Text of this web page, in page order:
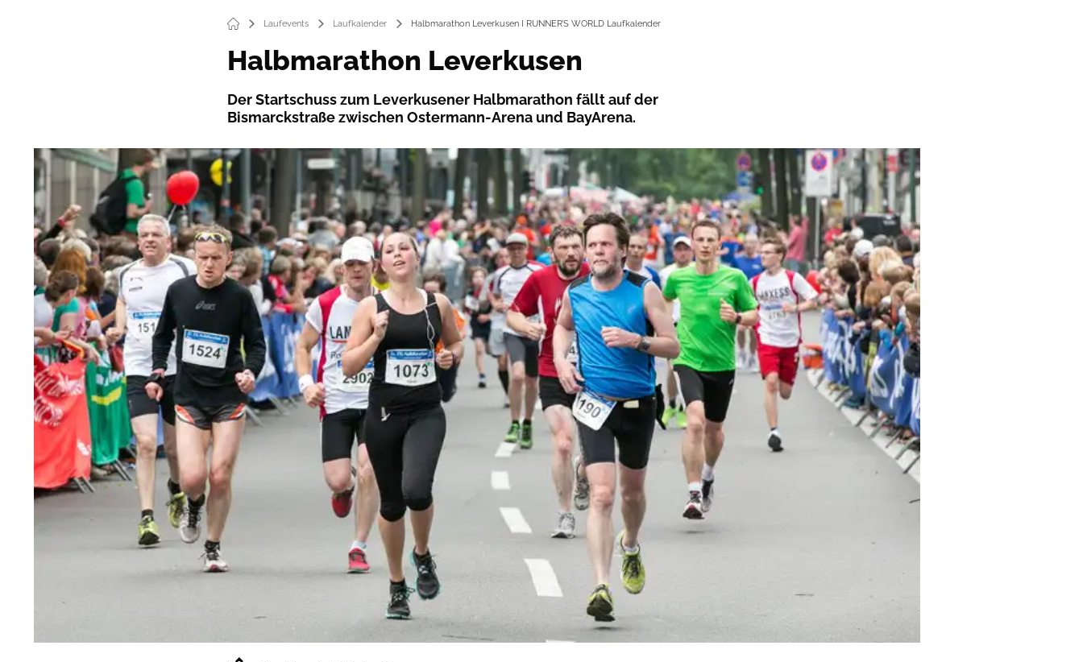
Laufevents Laufkalender Halbmarathon Leverkusen I RUNNER’S WORLD Laufkalender
Halbmarathon Leverkusen
Der Startschuss zum Leverkusener Halbmarathon fällt auf der
Bismarckstraße zwischen Ostermann-Arena und BayArena.